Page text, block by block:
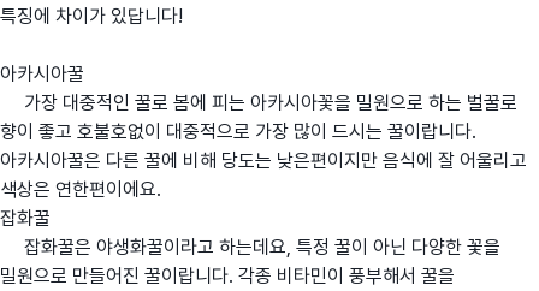
특징에 차이가 있답니다!
아카시아꿀
가장 대중적인 꿀로 봄에 피는 아카시아꽃을 밀원으로 하는 벌꿀로
향이 좋고 호불호없이 대중적으로 가장 많이 드시는 꿀이랍니다.
아카시아꿀은 다른 꿀에 비해 당도는 낮은편이지만 음식에 잘 어울리고
색상은 연한편이에요.
잡화꿀
잡화꿀은 야생화꿀이라고 하는데요, 특정 꿀이 아닌 다양한 꽃을
밀원으로 만들어진 꿀이랍니다. 각종 비타민이 풍부해서 꿀을